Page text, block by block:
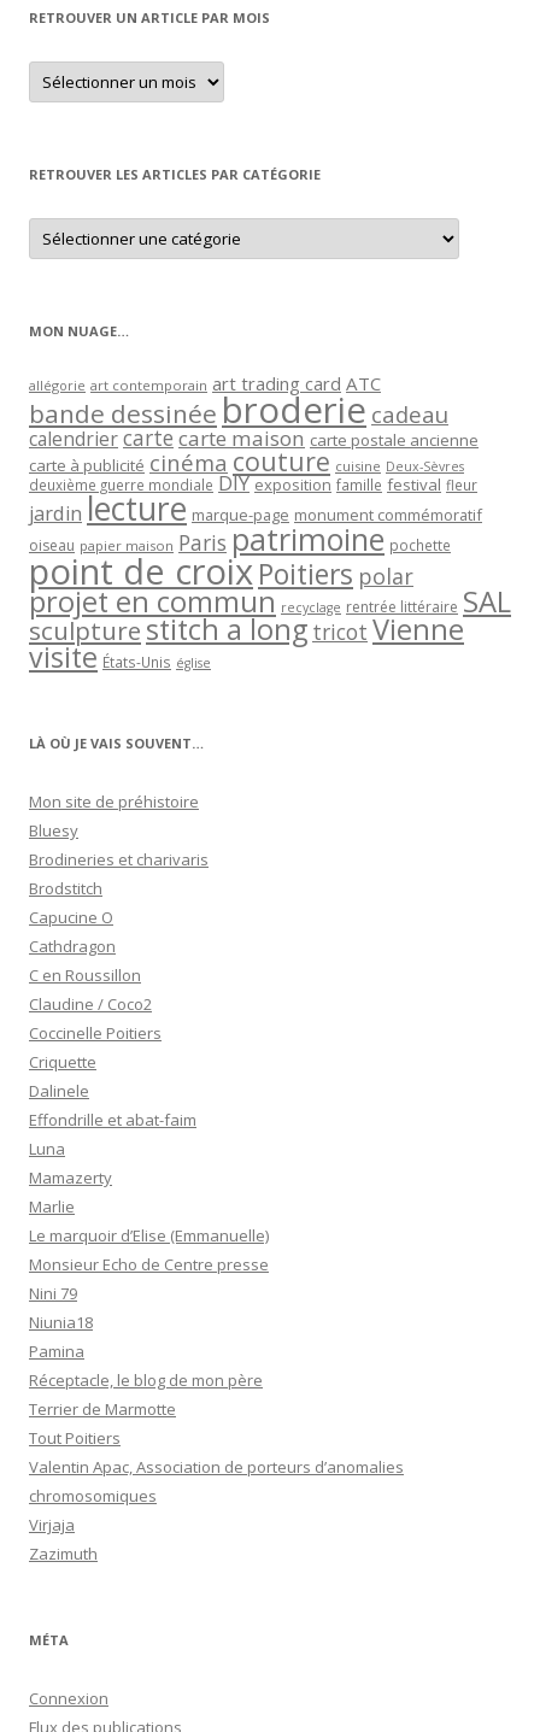
RETROUVER UN ARTICLE PAR MOIS
Retrouver
un
article
RETROUVER LES ARTICLES PAR CATÉGORIE
Retrouver
les
articles
MON NUAGE…
allégorie art contemporain art trading card ATC
bande dessinée broderie cadeau
calendriercartecarte maison carte postale ancienne
carte à publicité cinéma couture cuisine Deux-Sèvres
deuxième guerre mondiale DIY exposition famille festival fleur
jardin lecture marque-page monument commémoratif
oiseau papier maison Paris patrimoine pochette
point de croixPoitiers polar
projet en commun recyclage rentrée littéraire SAL
sculpturestitch a long tricot Vienne
visite États-Unis église
LÀ OÙ JE VAIS SOUVENT…
Mon site de préhistoire
Bluesy
Brodineries et charivaris
Brodstitch
Capucine O
Cathdragon
C en Roussillon
Claudine / Coco2
Coccinelle Poitiers
Criquette
Dalinele
Effondrille et abat-faim
Luna
Mamazerty
Marlie
Le marquoir d’Elise (Emmanuelle)
Monsieur Echo de Centre presse
Nini 79
Niunia18
Pamina
Réceptacle, le blog de mon père
Terrier de Marmotte
Tout Poitiers
Valentin Apac, Association de porteurs d’anomalies
chromosomiques
Virjaja
Zazimuth
MÉTA
Connexion
Flux des publications